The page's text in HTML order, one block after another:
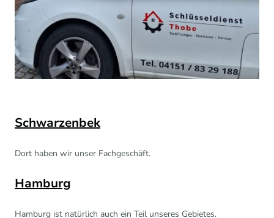
Schwarzenbek
Dort haben wir unser Fachgeschäft.
Hamburg
Hamburg ist natürlich auch ein Teil unseres Gebietes.